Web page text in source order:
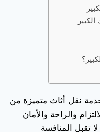
نقل أثاث متميزة من
والراحة والأمان
تقبل المنافسة